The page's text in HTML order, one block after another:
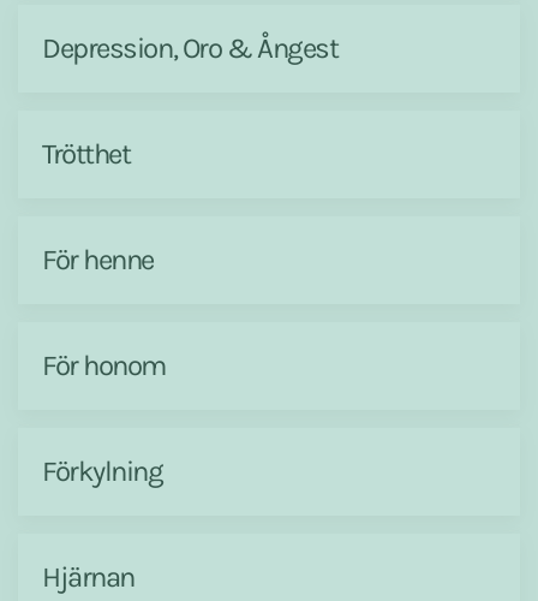
Depression, Oro & Ångest
Trötthet
För henne
För honom
Förkylning
Hjärnan